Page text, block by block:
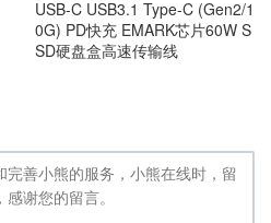
USB-C USB3.1 Type-C (Gen2/1
0G) PD快充 EMARK芯片60W S
SD硬盘盒高速传输线